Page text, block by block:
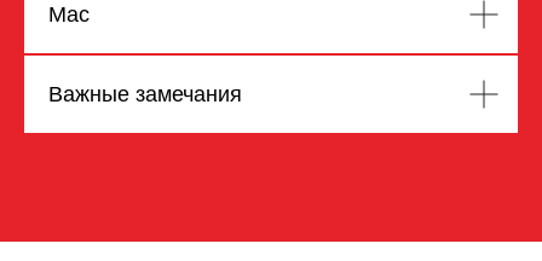
Mac
Важные замечания